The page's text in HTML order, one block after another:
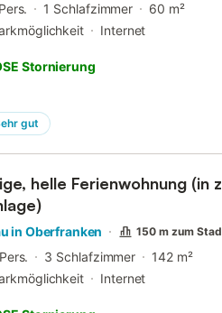
1 Schlafzimmer
60 m²
Internet
Stornierung
gut
helle Ferienwohnung (in
in Oberfranken 150 m zum
3 Schlafzimmer
142 m²
Internet